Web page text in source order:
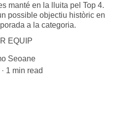
manté en la lluita pel Top 4.
possible objectiu històric en
a la categoria.
EQUIP
Seoane
1 min read